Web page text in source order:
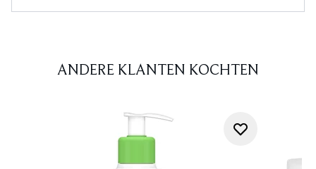
ANDERE KLANTEN KOCHTEN